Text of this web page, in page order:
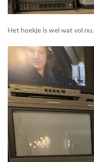
Het hoekje is wel wat vol nu.